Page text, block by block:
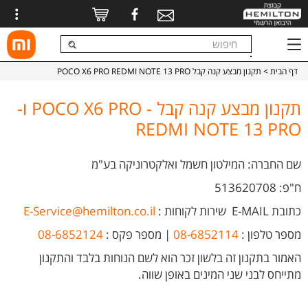
דף הבית> תקנון מבצע קנה קבל POCO X6 PRO REDMI NOTE 13 PRO
תקנון מבצע קנה קבל - POCO X6 PRO ו-
REDMI NOTE 13 PRO
שם החברה: המילטון חשמל ואלקטרוניקה בע"מ
ח"פ: 513620708
כתובת E-MAIL
שירות לקוחות :
E-Service@hemilton.co.il
מספר טלפון : 08-6852114 | מספר פקס : 08-6852124
האמור בתקנון זה בלשון זכר הוא לשם הנוחות בלבד והתקנון
מתייחס לבני שני המינים באופן שווה.